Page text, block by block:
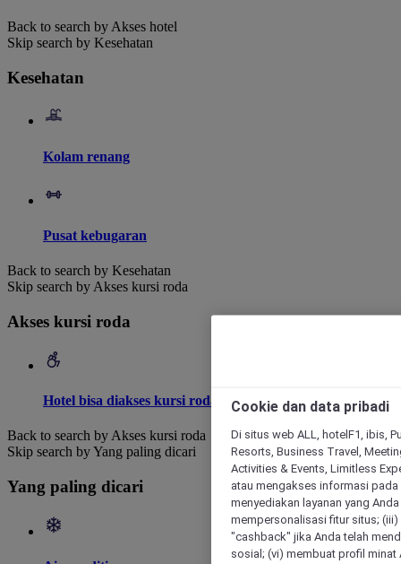
Back to search by Akses hotel
Skip search by Kesehatan
Kesehatan
Kolam renang
Pusat kebugaran
Back to search by Kesehatan
Skip search by Akses kursi roda
Akses kursi roda
Hotel bisa diakses kursi roda
Back to search by Akses kursi roda
Skip search by Yang paling dicari
Yang paling dicari
Cookie dan data pribadi
Di situs web ALL, hotelF1, ibis,
Resorts, Business Travel,
Activities & Events, Limitless
atau mengakses informasi
menyediakan layanan yang
mempersonalisasi fitur situs;
"cashback" jika Anda telah
sosial; (vi) membuat profil